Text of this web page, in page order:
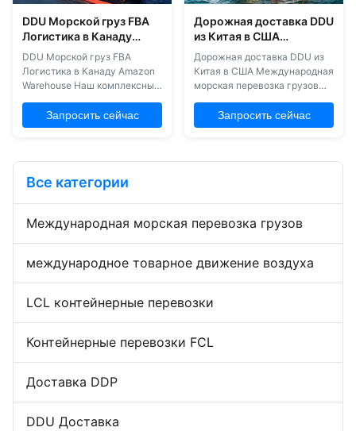
DDU Морской груз FBA
Логистика в Канаду
Амазонский склад 7 дней
Бесплатное хранение
DDU Морской груз FBA
Логистика в Канаду Amazon
Warehouse Наш комплексный
сервис ONE-STOP
предназначен для
руководства,
систематически управляем
очистки и логистики.Наша
опытная команда сопро...
Запросить сейчас
Дорожная доставка DDU
из Китая в США
Международная
морская перевозка
грузов
Дорожная доставка DDU из
Китая в США Международная
морская перевозка грузов
DDP DDU Shipping Services
(Служба судоходства DDP
DDU) Профессиональные
поставки Деловые склады
Домашние ...
Запросить сейчас
Все категории
Международная морская перевозка грузов
международное товарное движение воздуха
LCL контейнерные перевозки
Контейнерные перевозки FCL
Доставка DDP
DDU Доставка